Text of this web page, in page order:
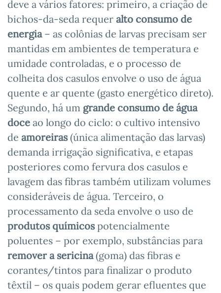
deve a vários fatores: primeiro, a criação de
bichos-da-seda requer alto consumo de
energia– as colônias de larvas precisam ser
mantidas em ambientes de temperatura e
umidade controladas, e o processo de
colheita dos casulos envolve o uso de água
quente e ar quente (gasto energético direto).
Segundo, há um grande consumo de água
doce ao longo do ciclo: o cultivo intensivo
de amoreiras(única alimentação das larvas)
demanda irrigação significativa, e etapas
posteriores como fervura dos casulos e
lavagem das fibras também utilizam volumes
consideráveis de água. Terceiro, o
processamento da seda envolve o uso de
produtos químicospotencialmente
poluentes – por exemplo, substâncias para
remover a sericina(goma) das fibras e
corantes/tintos para finalizar o produto
têxtil – os quais podem gerar efluentes que